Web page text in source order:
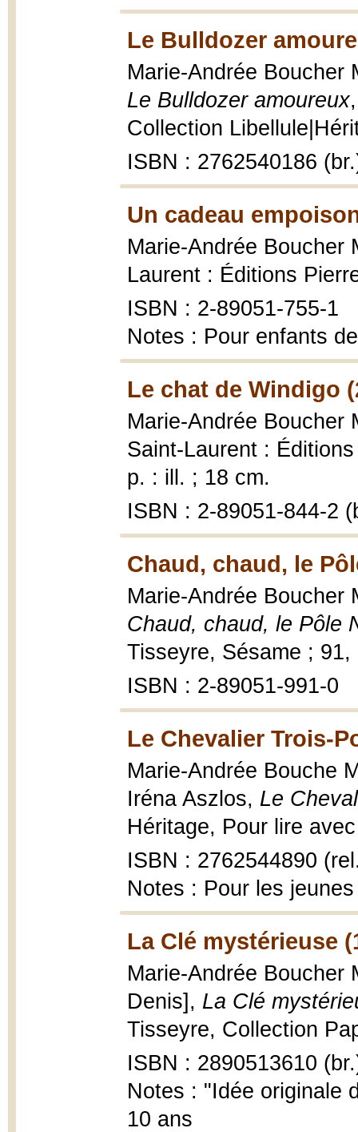
Le Bulldozer
Marie-Andrée Boucher
Le Bulldozer amoureux
Collection
ISBN : 2762540186
Un cadeau
Marie-Andrée Boucher
Laurent : Éditions
ISBN : 2-89051-755-1
Notes : Pour enfants
Le chat de Windigo
Marie-Andrée Boucher
Saint-Laurent :
p. : ill. ; 18 cm.
ISBN : 2-89051-844-2
Chaud, chaud, le
Marie-Andrée Boucher
Chaud, chaud, le Pôle
Tisseyre, Sésame ; 91,
ISBN : 2-89051-991-0
Le Chevalier Trois-
Marie-Andrée Bouche
Iréna Aszlos, Le
Héritage, Pour lire
ISBN : 2762544890
Notes : Pour les jeunes
La Clé mystérieuse
Marie-Andrée Boucher
Denis], La Clé
Tisseyre, Collection
ISBN : 2890513610
Notes : "Idée originale
10 ans